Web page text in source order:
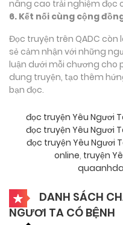
nâng cao trải nghiệm đọc
6. Kết nối cùng cộng
Đọc truyện trên QADC còn
sẻ cảm nhận với những
luận dưới mỗi chương cho
dung truyện, tạo thêm
bạn đọc.
đọc truyện Yêu Ngươi
đọc truyện Yêu Ngươi
đọc truyện Yêu Ngươi
online, truyện
DANH SÁCH
NGƯƠI TA CÓ BỆNH